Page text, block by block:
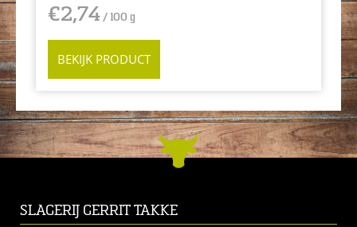
€2,74/ 100 g
BEKIJK PRODUCT
SLAGERIJ GERRIT TAKKE